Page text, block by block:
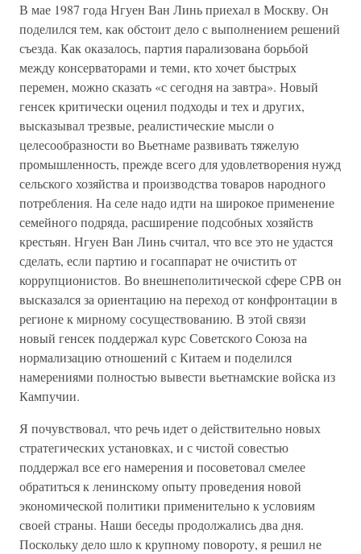
В мае 1987 года Нгуен Ван Линь приехал в Москву. Он
поделился тем, как обстоит дело с выполнением решений
съезда. Как оказалось, партия парализована борьбой
между консерваторами и теми, кто хочет быстрых
перемен, можно сказать «с сегодня на завтра». Новый
генсек критически оценил подходы и тех и других,
высказывал трезвые, реалистические мысли о
целесообразности во Вьетнаме развивать тяжелую
промышленность, прежде всего для удовлетворения нужд
сельского хозяйства и производства товаров народного
потребления. На селе надо идти на широкое применение
семейного подряда, расширение подсобных хозяйств
крестьян. Нгуен Ван Линь считал, что все это не удастся
сделать, если партию и госаппарат не очистить от
коррупционистов. Во внешнеполитической сфере СРВ он
высказался за ориентацию на переход от конфронтации в
регионе к мирному сосуществованию. В этой связи
новый генсек поддержал курс Советского Союза на
нормализацию отношений с Китаем и поделился
намерениями полностью вывести вьетнамские войска из
Кампучии.
Я почувствовал, что речь идет о действительно новых
стратегических установках, и с чистой совестью
поддержал все его намерения и посоветовал смелее
обратиться к ленинскому опыту проведения новой
экономической политики применительно к условиям
своей страны. Наши беседы продолжались два дня.
Поскольку дело шло к крупному повороту, я решил не